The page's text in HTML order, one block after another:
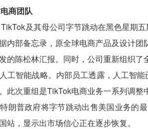
商团队
及其母公司字节跳动在黑色星期
内部备忘录，原全球电商产品及设计
的陈松林汇报。同时，公司重新组织
工智能战略。内部员工透露，人工智
此次重组是TikTok电商业务一系列调
朗普政府将字节跳动出售美国业务的
站，显示出市场信心正在逐步恢复。